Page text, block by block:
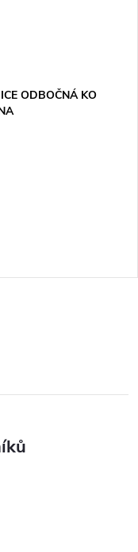
ODBOČNÁ KO